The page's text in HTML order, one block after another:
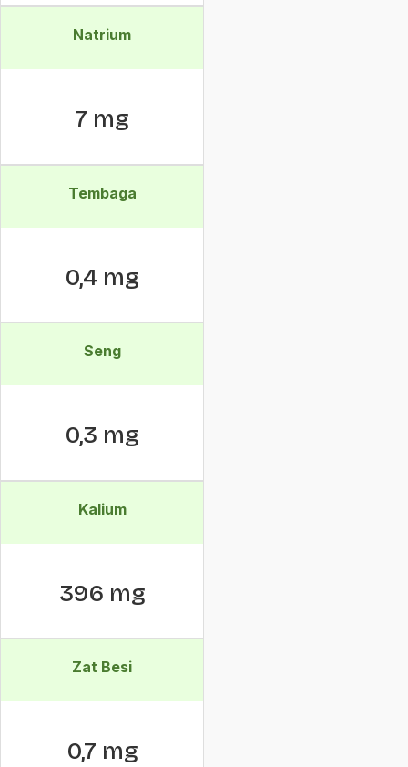
Natrium
7 mg
Tembaga
0,4 mg
Seng
0,3 mg
Kalium
396 mg
Zat Besi
0,7 mg